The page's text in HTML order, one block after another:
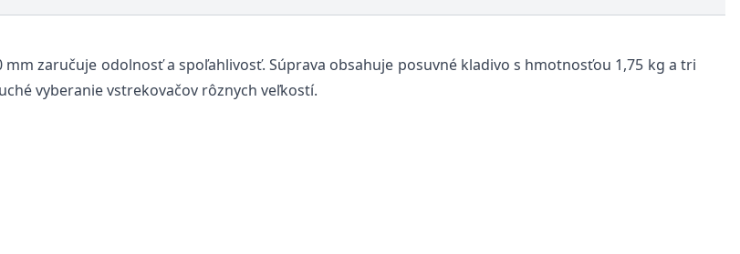
zaručuje odolnosť a spoľahlivosť. Súprava obsahuje posuvné kladivo s hmotnosťou 1,75 kg a tri
vyberanie vstrekovačov rôznych veľkostí.